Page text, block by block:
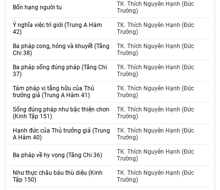
Bốn hạng người tu
TK. Thích Nguyên Hạnh (Đức
Trường)
Ý nghĩa việc trì giới (Trung A Hàm
42)
TK. Thích Nguyên Hạnh (Đức
Trường)
Ba pháp cong, hỏng và khuyết (Tăng
Chi 38)
TK. Thích Nguyên Hạnh (Đức
Trường)
Ba pháp sống đúng pháp (Tăng Chi
37)
TK. Thích Nguyên Hạnh (Đức
Trường)
Tám pháp vị tằng hữu của Thủ
trưởng giả (Trung A Hàm 41)
TK. Thích Nguyên Hạnh (Đức
Trường)
Sống đúng pháp như bậc thiện chơn
(Kinh Tập 151)
TK. Thích Nguyên Hạnh (Đức
Trường)
Hạnh đức của Thủ trưởng giả (Trung
A Hàm 40)
TK. Thích Nguyên Hạnh (Đức
Trường)
Ba pháp về hy vọng (Tăng Chi 36)
TK. Thích Nguyên Hạnh (Đức
Trường)
Như thực châu báu thù diệu (Kinh
Tập 150)
TK. Thích Nguyên Hạnh (Đức
Trường)